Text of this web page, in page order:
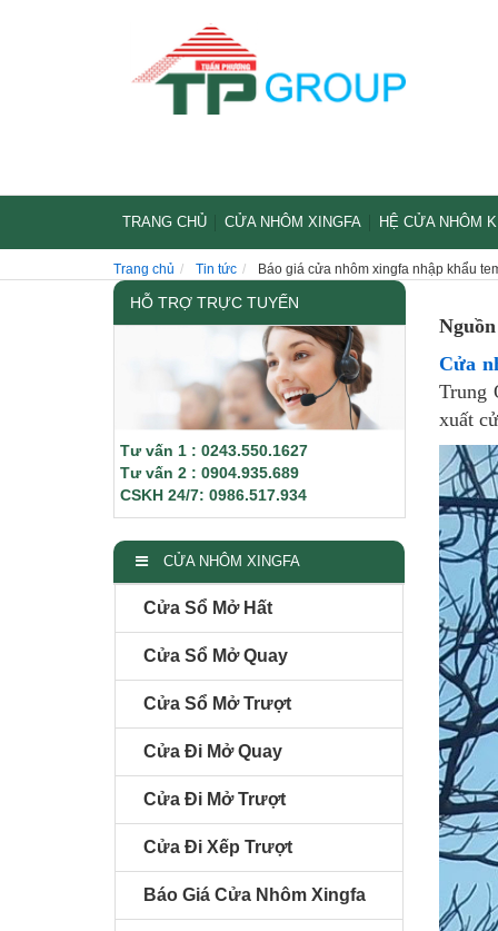
TRANG CHỦ CỬA NHÔM XINGFA HỆ CỬA NHÔM
Trang chủ Tin tức Báo giá cửa nhôm xingfa nhập khẩu
HỖ TRỢ TRỰC TUYẾN
Tư vấn 1 : 0243.550.1627
Tư vấn 2 : 0904.935.689
CSKH 24/7: 0986.517.934
CỬA NHÔM XINGFA
Cửa Sổ Mở Hất
Cửa Sổ Mở Quay
Cửa Sổ Mở Trượt
Cửa Đi Mở Quay
Cửa Đi Mở Trượt
Cửa Đi Xếp Trượt
Báo Giá Cửa Nhôm Xingfa
Cửa
Trung
xuất